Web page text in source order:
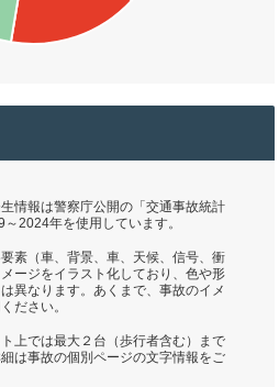
情報は警察庁公開の「交通事故統計
2024年を使用しています。
素（車、背景、車、天候、信号、衝
ージをイラスト化しており、色や形
異なります。あくまで、事故のイメ
ださい。
上では最大２台（歩行者含む）まで
は事故の個別ページの文字情報をご